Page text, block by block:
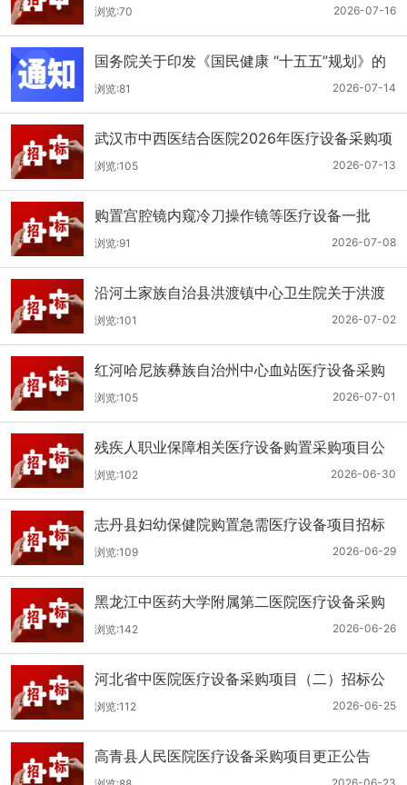
子胃肠镜系统）采购更正公告（第二次）2026-07-16
浏览:70
国务院关于印发《国民健康 “十五五”规划》的
通知
2026-07-14
浏览:81
武汉市中西医结合医院2026年医疗设备采购项
目四公开招标公告
2026-07-13
浏览:105
购置宫腔镜内窥冷刀操作镜等医疗设备一批
（双盲+远程异地+分散）
2026-07-08
浏览:91
沿河土家族自治县洪渡镇中心卫生院关于洪渡
镇中心卫生院县域医疗次中心医疗设备采购项
目的公开招标公告
2026-07-02
浏览:101
红河哈尼族彝族自治州中心血站医疗设备采购
（二次）公开招标公告
2026-07-01
浏览:105
残疾人职业保障相关医疗设备购置采购项目公
开招标招标公告
2026-06-30
浏览:102
志丹县妇幼保健院购置急需医疗设备项目招标
公告
2026-06-29
浏览:109
黑龙江中医药大学附属第二医院医疗设备采购
(二次)招标公告
2026-06-26
浏览:142
河北省中医院医疗设备采购项目（二）招标公
告
2026-06-25
浏览:112
高青县人民医院医疗设备采购项目更正公告